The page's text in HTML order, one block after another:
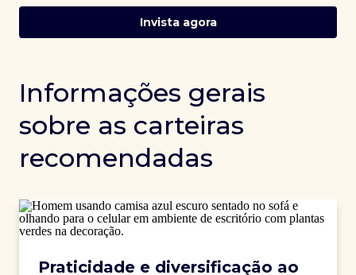
Invista agora
Informações gerais
sobre as carteiras
recomendadas
Praticidade e diversificação ao